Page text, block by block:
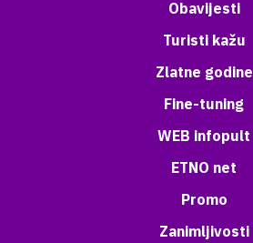
Obavijesti
Turisti kažu
Zlatne godine
Fine-tuning
WEB infopult
ETNO net
Promo
Zanimljivosti